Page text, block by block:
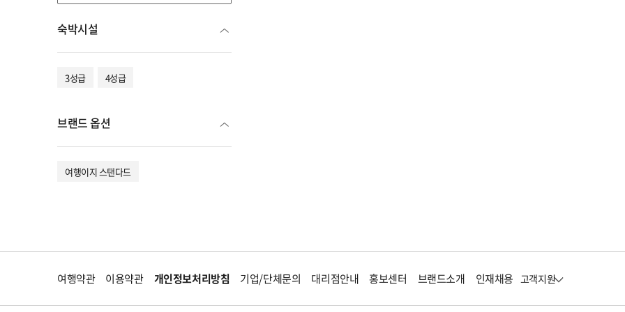
숙박시설
3성급 4성급
브랜드 옵션
여행이지 스탠다드
여행약관 이용약관 개인정보처리방침 기업/단체문의 대리점안내 홍보센터 브랜드소개 인재채용 고객지원